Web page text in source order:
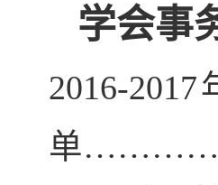
学会事
2016-2017
单